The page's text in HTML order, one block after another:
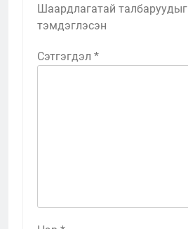
Шаардлагатай талбаруудыг
тэмдэглэсэн
Сэтгэгдэл *